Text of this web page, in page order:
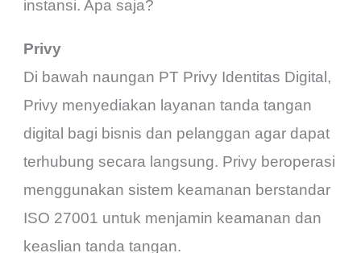
instansi. Apa saja?
Privy
Di bawah naungan PT Privy Identitas Digital,
Privy menyediakan layanan tanda tangan
digital bagi bisnis dan pelanggan agar dapat
terhubung secara langsung. Privy beroperasi
menggunakan sistem keamanan berstandar
ISO 27001 untuk menjamin keamanan dan
keaslian tanda tangan.